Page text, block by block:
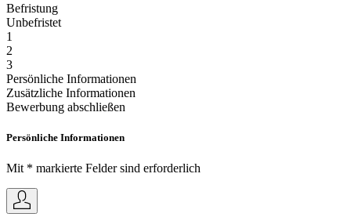
Befristung
Unbefristet
1
2
3
Persönliche Informationen
Zusätzliche Informationen
Bewerbung abschließen
Persönliche Informationen
Mit * markierte Felder sind erforderlich